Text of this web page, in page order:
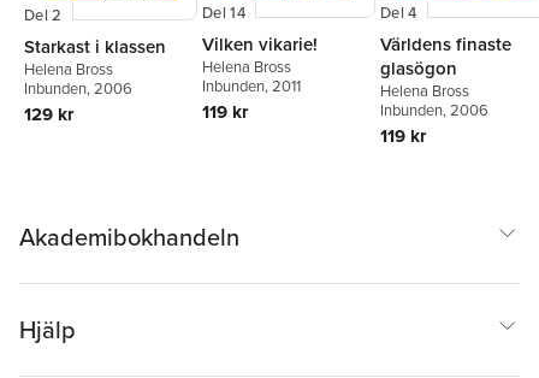
Del 2
Starkast i klassen
Helena Bross
Inbunden, 2006
129 kr
Del 14
Vilken vikarie!
Helena Bross
Inbunden, 2011
119 kr
Del 4
Världens finaste
glasögon
Helena Bross
Inbunden, 2006
119 kr
Akademibokhandeln
Hjälp